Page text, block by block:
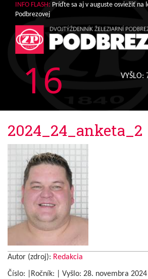
INFO FLASH: Príďte sa aj v auguste osviežiť na
Podbrezovej
16
VYŠLO:
2024_24_anketa_2
Autor (zdroj): Redakcia
Číslo: |Ročník: | Vyšlo: 28. novembra 2024